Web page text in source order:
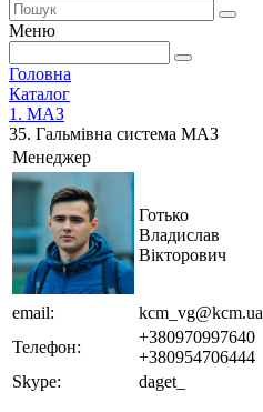
Меню
Головна
Каталог
1. МАЗ
35. Гальмівна система МАЗ
Менеджер
Готько
Владислав
Вікторович
email:
kcm_vg@kcm.ua
Телефон:
+380970997640
+380954706444
Skype:
daget_